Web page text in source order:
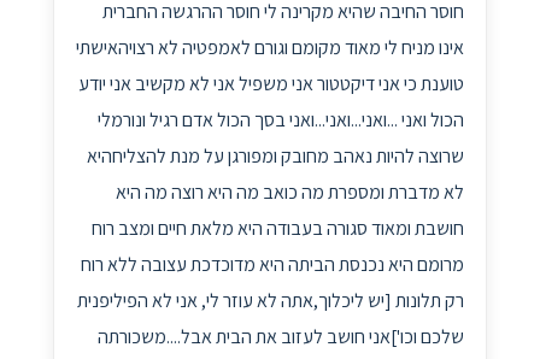
חוסר החיבה שהיא מקרינה לי חוסר ההרגשה החברית
אינו מניח לי מאוד מקומם וגורם לאמפטיה לא רצויהאישתי
טוענת כי אני דיקטטור אני משפיל אני לא מקשיב אני יודע
הכול ואני ...ואני...ואני...ואני בסך הכול אדם רגיל ונורמלי
שרוצה להיות נאהב מחובק ומפורגן על מנת להצליחהיא
לא מדברת ומספרת מה כואב מה היא רוצה מה היא
חושבת ומאוד סגורה בעבודה היא מלאת חיים ומצב רוח
מרומם היא נכנסת הביתה היא מדוכדכת עצובה ללא רוח
רק תלונות [יש ליכלוך,אתה לא עוזר לי, אני לא הפיליפנית
שלכם וכו']אני חושב לעזוב את הבית אבל....משכורתה